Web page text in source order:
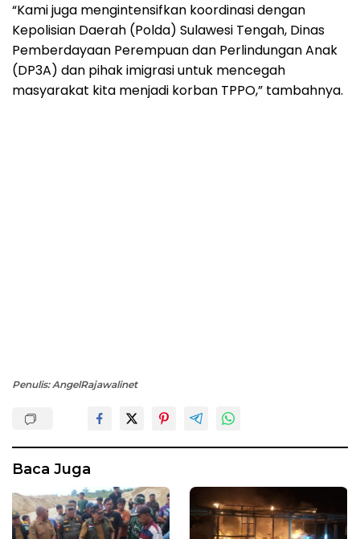
“Kami juga mengintensifkan koordinasi dengan
Kepolisian Daerah (Polda) Sulawesi Tengah, Dinas
Pemberdayaan Perempuan dan Perlindungan Anak
(DP3A) dan pihak imigrasi untuk mencegah
masyarakat kita menjadi korban TPPO,” tambahnya.
Penulis: AngelRajawalinet
Baca Juga